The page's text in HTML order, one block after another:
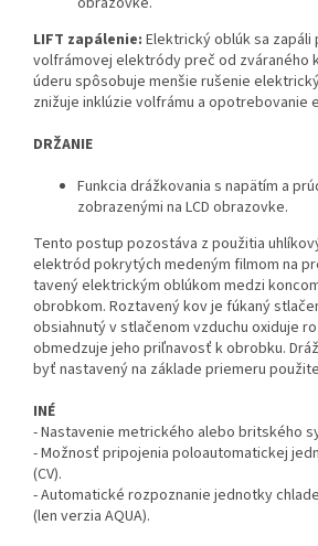
LIFT zapálenie: Elektrický oblúk sa zapáli
volfrámovej elektródy preč od zváraného
úderu spôsobuje menšie rušenie
znižuje inklúzie volfrámu a opotrebovanie
DRŽANIE
Funkcia drážkovania s napätím a
zobrazenými na LCD obrazovke.
Tento postup pozostáva z použitia
elektród pokrytých medeným filmom na
tavený elektrickým oblúkom medzi
obrobkom. Roztavený kov je fúkaný
obsiahnutý v stlačenom vzduchu oxiduje
obmedzuje jeho priľnavosť k obrobku.
byť nastavený na základe priemeru
INÉ
- Nastavenie metrického alebo britského
- Možnosť pripojenia poloautomatickej
(CV).
- Automatické rozpoznanie jednotky
(len verzia AQUA).